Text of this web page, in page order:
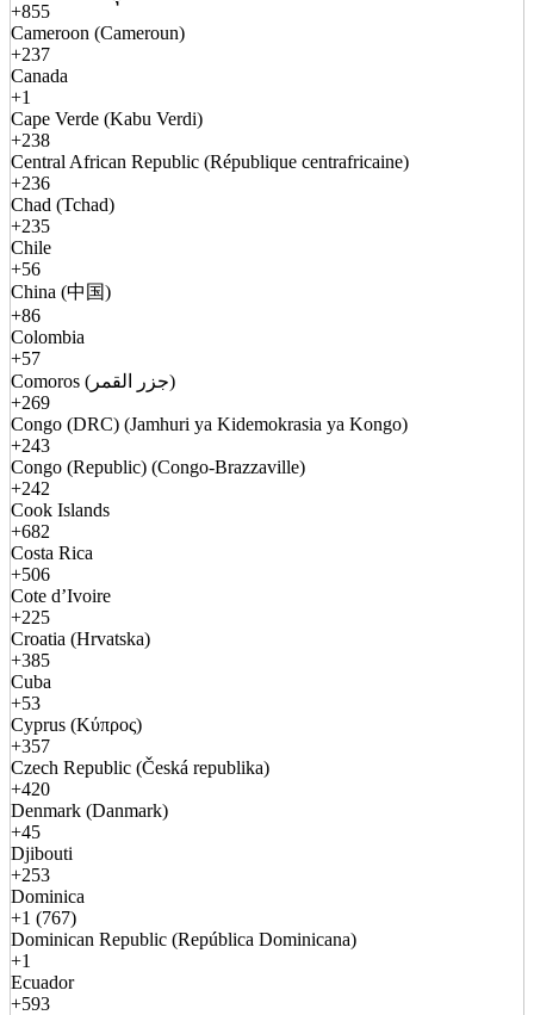
+855
Cameroon (Cameroun)
+237
Canada
+1
Cape Verde (Kabu Verdi)
+238
Central African Republic (République centrafricaine)
+236
Chad (Tchad)
+235
Chile
+56
China (中国)
+86
Colombia
+57
Comoros (جزر القمر)
+269
Congo (DRC) (Jamhuri ya Kidemokrasia ya Kongo)
+243
Congo (Republic) (Congo-Brazzaville)
+242
Cook Islands
+682
Costa Rica
+506
Cote d’Ivoire
+225
Croatia (Hrvatska)
+385
Cuba
+53
Cyprus (Κύπρος)
+357
Czech Republic (Česká republika)
+420
Denmark (Danmark)
+45
Djibouti
+253
Dominica
+1 (767)
Dominican Republic (República Dominicana)
+1
Ecuador
+593